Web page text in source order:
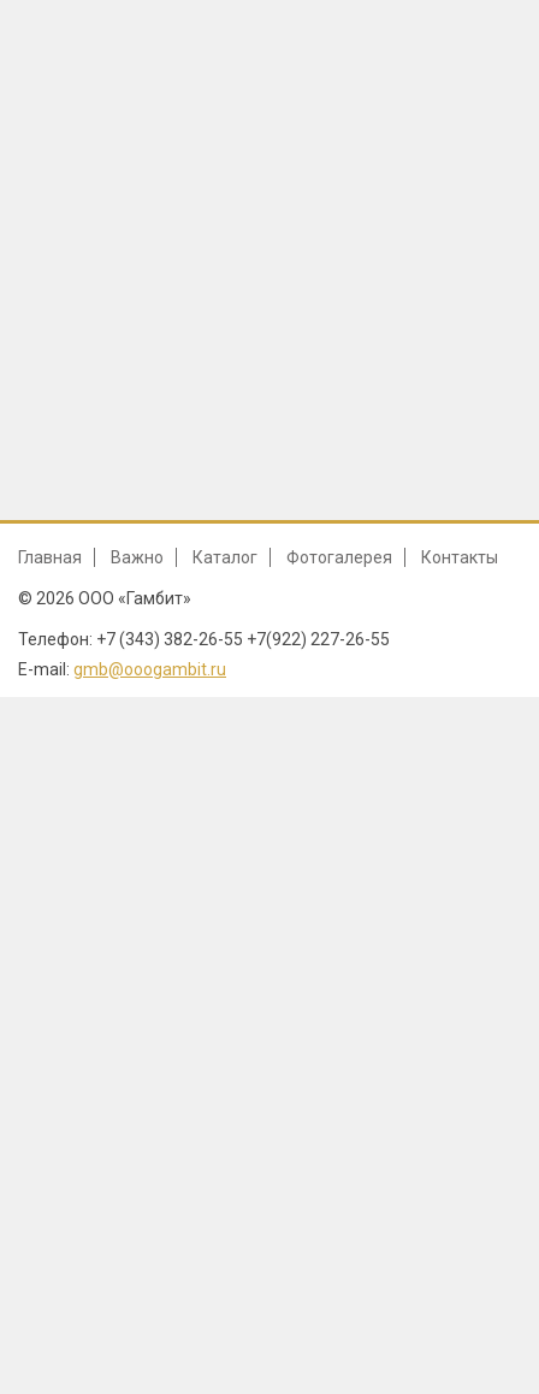
Главная Важно Каталог Фотогалерея Контакты
© 2026 ООО «Гамбит»
Телефон: +7 (343) 382-26-55 +7(922) 227-26-55
E-mail: gmb@ooogambit.ru